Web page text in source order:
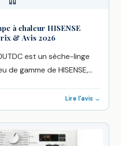
à chaleur HISENSE
& Avis 2026
est un sèche-linge
de gamme de HISENSE,
Lire l'avis →